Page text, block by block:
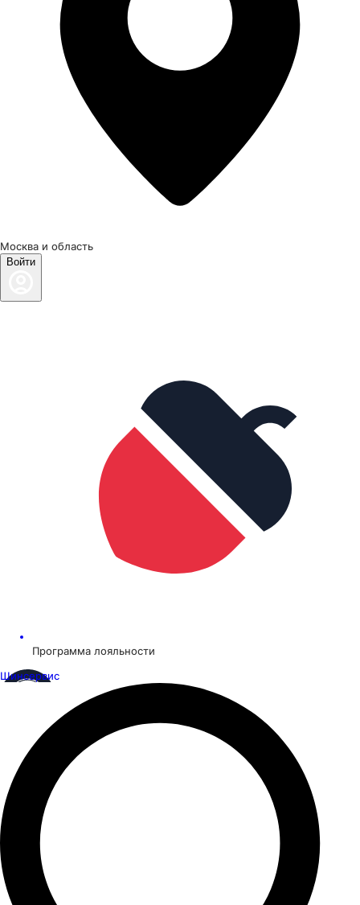
Москва и область
Войти
Программа лояльности
Шинсервис